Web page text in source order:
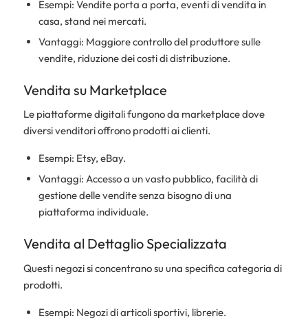
Esempi: Vendite porta a porta, eventi di vendita in
casa, stand nei mercati.
Vantaggi: Maggiore controllo del produttore sulle
vendite, riduzione dei costi di distribuzione.
Vendita su Marketplace
Le piattaforme digitali fungono da marketplace dove
diversi venditori offrono prodotti ai clienti.
Esempi: Etsy, eBay.
Vantaggi: Accesso a un vasto pubblico, facilità di
gestione delle vendite senza bisogno di una
piattaforma individuale.
Vendita al Dettaglio Specializzata
Questi negozi si concentrano su una specifica categoria di
prodotti.
Esempi: Negozi di articoli sportivi, librerie.